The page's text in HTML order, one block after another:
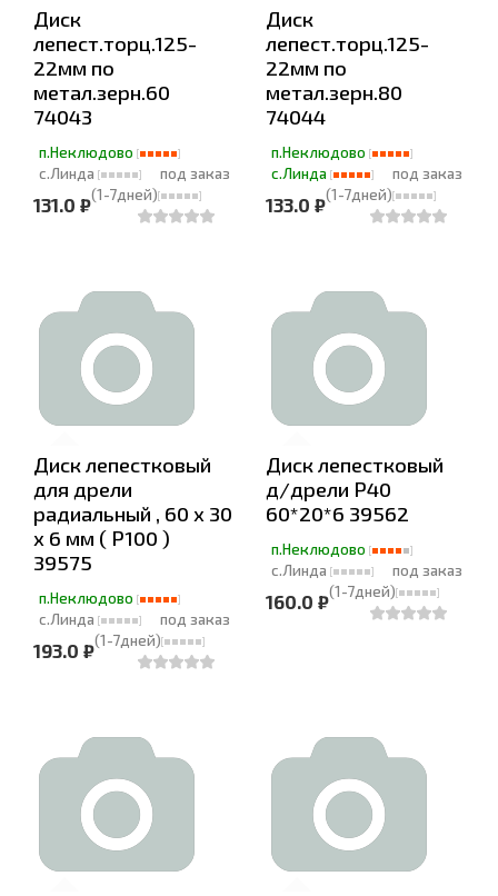
Диск
лепест.торц.125-
22мм по
метал.зерн.60
74043
п.Неклюдово
с.Линда
под заказ
(1-7дней)
131.0 ₽
Диск
лепест.торц.125-
22мм по
метал.зерн.80
74044
п.Неклюдово
с.Линда
под заказ
(1-7дней)
133.0 ₽
Диск лепестковый
для дрели
радиальный , 60 х 30
х 6 мм ( Р100 )
39575
п.Неклюдово
с.Линда
под заказ
(1-7дней)
193.0 ₽
Диск лепестковый
д/дрели Р40
60*20*6 39562
п.Неклюдово
с.Линда
под заказ
(1-7дней)
160.0 ₽